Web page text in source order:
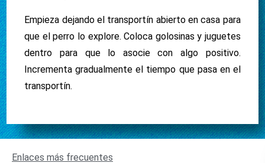
Empieza dejando el transportín abierto en casa para
que el perro lo explore. Coloca golosinas y juguetes
dentro para que lo asocie con algo positivo.
Incrementa gradualmente el tiempo que pasa en el
transportín.
Enlaces más frecuentes